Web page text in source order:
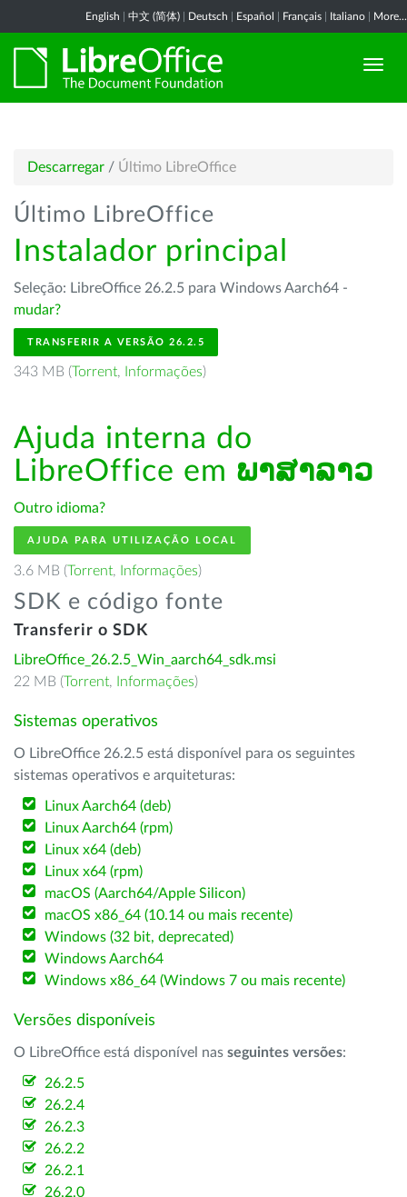
English 中文 (简体) Deutsch Español Français Italiano More...
Descarregar / Último LibreOffice
Último LibreOffice
Instalador principal
Seleção: LibreOffice 26.2.5 para Windows Aarch64 -
mudar?
TRANSFERIR A VERSÃO 26.2.5
343 MB (Torrent, Informações)
Ajuda interna do
LibreOffice em ພາສາລາວ
Outro idioma?
AJUDA PARA UTILIZAÇÃO LOCAL
3.6 MB (Torrent, Informações)
SDK e código fonte
Transferir o SDK
LibreOffice_26.2.5_Win_aarch64_sdk.msi
22 MB (Torrent, Informações)
Sistemas operativos
O LibreOffice 26.2.5 está disponível para os seguintes
sistemas operativos e arquiteturas:
Linux Aarch64 (deb)
Linux Aarch64 (rpm)
Linux x64 (deb)
Linux x64 (rpm)
macOS (Aarch64/Apple Silicon)
macOS x86_64 (10.14 ou mais recente)
Windows (32 bit, deprecated)
Windows Aarch64
Windows x86_64 (Windows 7 ou mais recente)
Versões disponíveis
O LibreOffice está disponível nas seguintes versões:
26.2.5
26.2.4
26.2.3
26.2.2
26.2.1
26.2.0